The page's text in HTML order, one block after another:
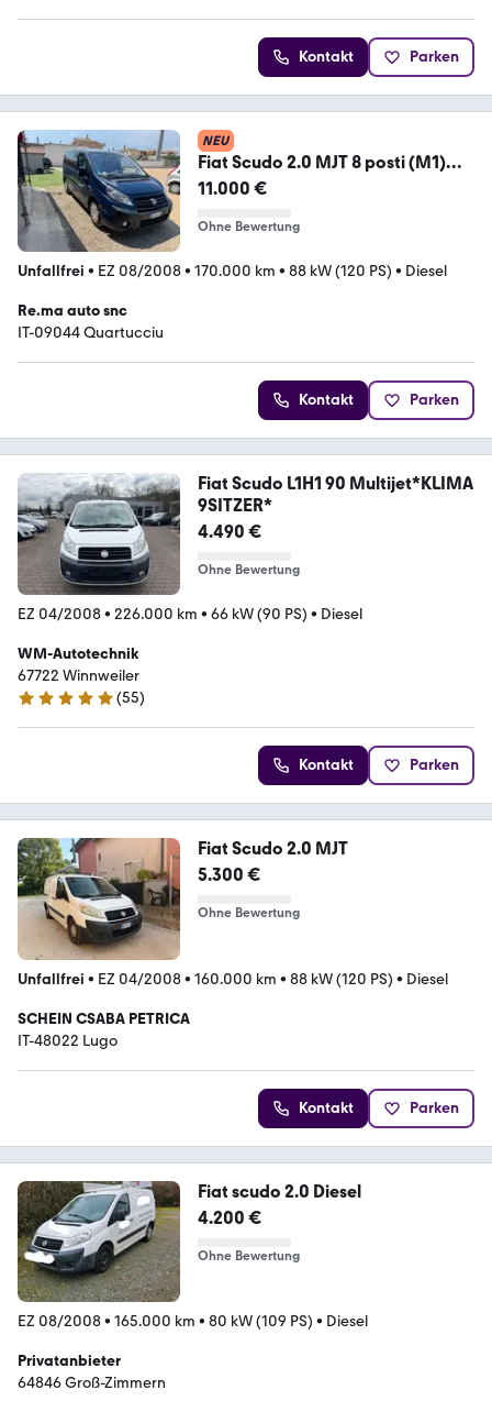
Kontakt Parken
NEU
Fiat Scudo 2.0 MJT 8 posti (M1)
gancio traino
11.000 €
Ohne Bewertung
Unfallfrei • EZ 08/2008• 170.000 km • 88 kW (120 PS) • Diesel
Re.ma auto snc
IT-09044 Quartucciu
Kontakt Parken
Fiat Scudo L1H1 90 Multijet*KLIMA
9SITZER*
4.490 €
Ohne Bewertung
EZ 04/2008• 226.000 km • 66 kW (90 PS) • Diesel
WM-Autotechnik
67722 Winnweiler
5 Sterne
(55)
Kontakt Parken
Fiat Scudo 2.0 MJT
5.300 €
Ohne Bewertung
Unfallfrei • EZ 04/2008• 160.000 km • 88 kW (120 PS) • Diesel
SCHEIN CSABA PETRICA
IT-48022 Lugo
Kontakt Parken
Fiat scudo 2.0 Diesel
4.200 €
Ohne Bewertung
EZ 08/2008• 165.000 km • 80 kW (109 PS) • Diesel
Privatanbieter
64846 Groß-Zimmern